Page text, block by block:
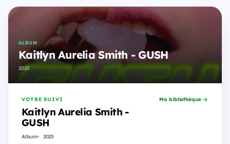
ALBUM
Kaitlyn Aurelia Smith - GUSH
2025
VOTRE SUIVI
Kaitlyn Aurelia Smith -
GUSH
Album 2025
Ma bibliothèque